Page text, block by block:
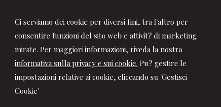
Ci serviamo dei cookie per diversi fini, tra l'altro per
consentire funzioni del sito web e attivit? di marketing
mirate. Per maggiori informazioni, riveda la nostra
informativa sulla privacy e sui cookie. Pu? gestire le
impostazioni relative ai cookie, cliccando su 'Gestisci
Cookie'